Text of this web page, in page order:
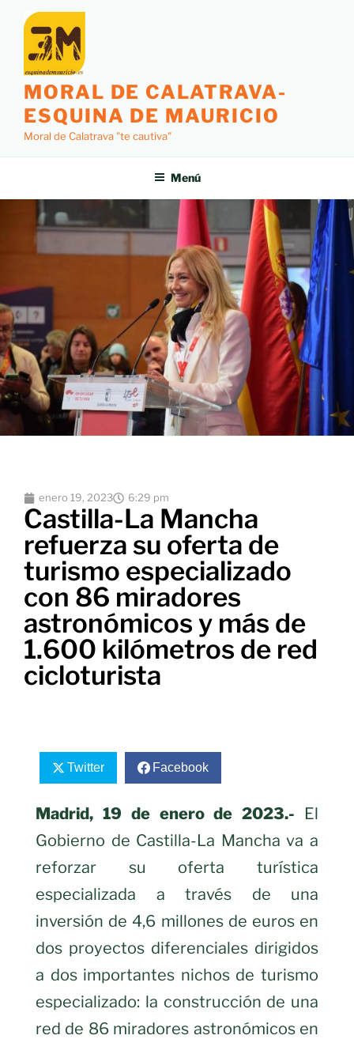
MORAL DE CALATRAVA-
ESQUINA DE MAURICIO
Moral de Calatrava "te cautiva"
Menú
enero 19, 2023 6:29 pm
Castilla-La Mancha
refuerza su oferta de
turismo especializado
con 86 miradores
astronómicos y más de
1.600 kilómetros de red
cicloturista
Twitter Facebook
Madrid, 19 de enero de 2023.- El
Gobierno de Castilla-La Mancha va a
reforzar su oferta turística
especializada a través de una
inversión de 4,6 millones de euros en
dos proyectos diferenciales dirigidos
a dos importantes nichos de turismo
especializado: la construcción de una
red de 86 miradores astronómicos en